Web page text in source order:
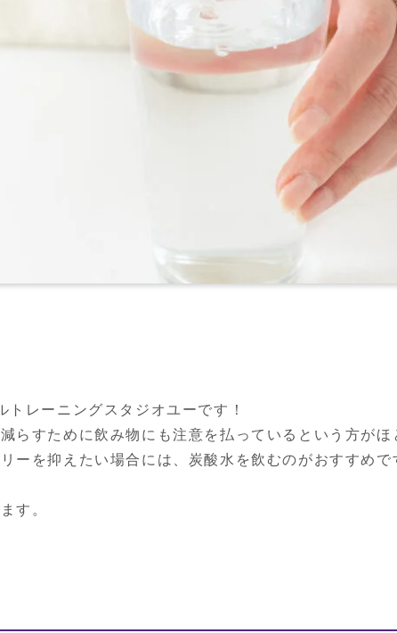
レーニングスタジオユーです！
らすために飲み物にも注意を払っているという方がほ
ーを抑えたい場合には、炭酸水を飲むのがおすすめで
す。